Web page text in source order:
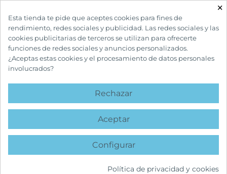
INICIO CUIDADOS FACIALES
×
Esta tienda te pide que aceptes cookies para fines de
rendimiento, redes sociales y publicidad. Las redes sociales y las
cookies publicitarias de terceros se utilizan para ofrecerte
funciones de redes sociales y anuncios personalizados.
¿Aceptas estas cookies y el procesamiento de datos personales
involucrados?
Rechazar
Aceptar
Configurar
Política de privacidad y cookies